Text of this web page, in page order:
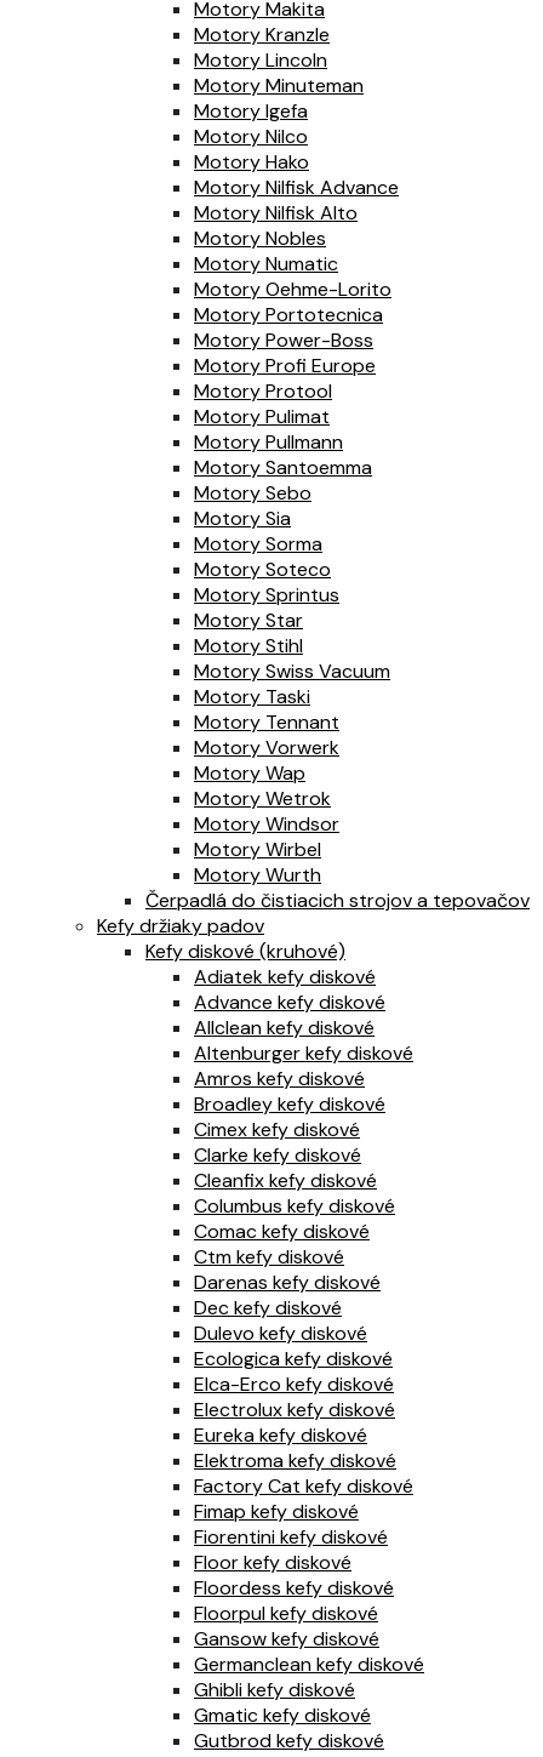
Motory Makita
Motory Kranzle
Motory Lincoln
Motory Minuteman
Motory Igefa
Motory Nilco
Motory Hako
Motory Nilfisk Advance
Motory Nilfisk Alto
Motory Nobles
Motory Numatic
Motory Oehme-Lorito
Motory Portotecnica
Motory Power-Boss
Motory Profi Europe
Motory Protool
Motory Pulimat
Motory Pullmann
Motory Santoemma
Motory Sebo
Motory Sia
Motory Sorma
Motory Soteco
Motory Sprintus
Motory Star
Motory Stihl
Motory Swiss Vacuum
Motory Taski
Motory Tennant
Motory Vorwerk
Motory Wap
Motory Wetrok
Motory Windsor
Motory Wirbel
Motory Wurth
Čerpadlá do čistiacich strojov a tepovačov
Kefy držiaky padov
Kefy diskové (kruhové)
Adiatek kefy diskové
Advance kefy diskové
Allclean kefy diskové
Altenburger kefy diskové
Amros kefy diskové
Broadley kefy diskové
Cimex kefy diskové
Clarke kefy diskové
Cleanfix kefy diskové
Columbus kefy diskové
Comac kefy diskové
Ctm kefy diskové
Darenas kefy diskové
Dec kefy diskové
Dulevo kefy diskové
Ecologica kefy diskové
Elca-Erco kefy diskové
Electrolux kefy diskové
Eureka kefy diskové
Elektroma kefy diskové
Factory Cat kefy diskové
Fimap kefy diskové
Fiorentini kefy diskové
Floor kefy diskové
Floordess kefy diskové
Floorpul kefy diskové
Gansow kefy diskové
Germanclean kefy diskové
Ghibli kefy diskové
Gmatic kefy diskové
Gutbrod kefy diskové